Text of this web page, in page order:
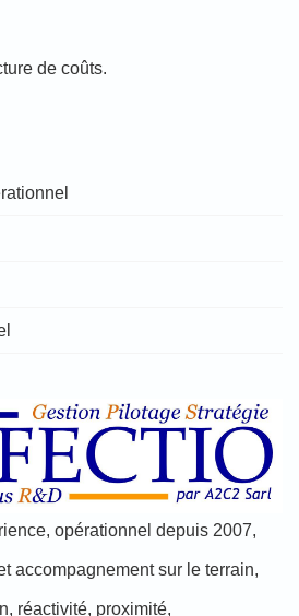
de coûts.
opérationnel depuis 2007,
accompagnement sur le terrain,
réactivité, proximité,